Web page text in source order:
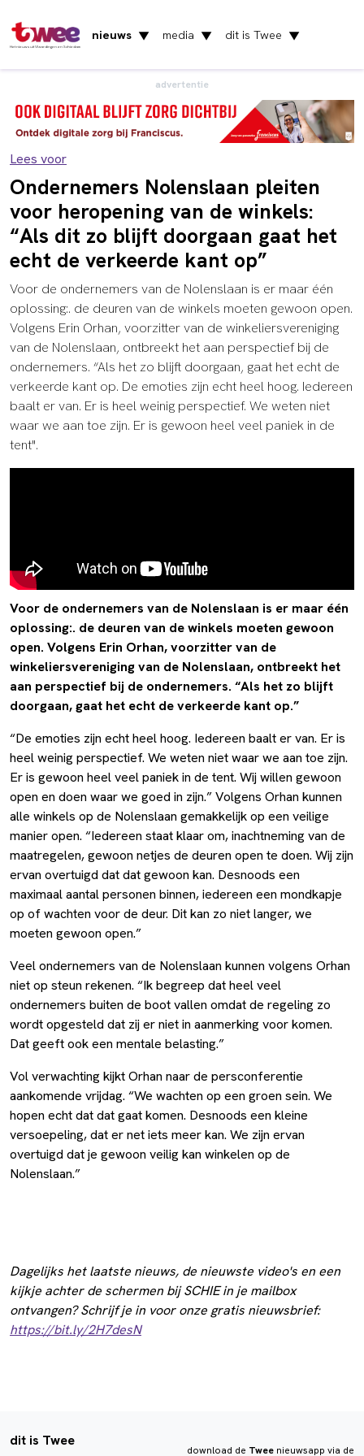
Het nieuws uit Vlaardingen en Schiedam
nieuws ▼ media ▼ dit is Twee ▼
advertentie
Lees voor
Ondernemers Nolenslaan pleiten
voor heropening van de winkels:
“Als dit zo blijft doorgaan gaat het
echt de verkeerde kant op”
Voor de ondernemers van de Nolenslaan is er maar één
oplossing:. de deuren van de winkels moeten gewoon open.
Volgens Erin Orhan, voorzitter van de winkeliersvereniging
van de Nolenslaan, ontbreekt het aan perspectief bij de
ondernemers. “Als het zo blijft doorgaan, gaat het echt de
verkeerde kant op. De emoties zijn echt heel hoog. Iedereen
baalt er van. Er is heel weinig perspectief. We weten niet
waar we aan toe zijn. Er is gewoon heel veel paniek in de
tent".
Voor de ondernemers van de Nolenslaan is er maar één
oplossing:. de deuren van de winkels moeten gewoon
open. Volgens Erin Orhan, voorzitter van de
winkeliersvereniging van de Nolenslaan, ontbreekt het
aan perspectief bij de ondernemers. “Als het zo blijft
doorgaan, gaat het echt de verkeerde kant op.”
“De emoties zijn echt heel hoog. Iedereen baalt er van. Er is
heel weinig perspectief. We weten niet waar we aan toe zijn.
Er is gewoon heel veel paniek in de tent. Wij willen gewoon
open en doen waar we goed in zijn.” Volgens Orhan kunnen
alle winkels op de Nolenslaan gemakkelijk op een veilige
manier open. “Iedereen staat klaar om, inachtneming van de
maatregelen, gewoon netjes de deuren open te doen. Wij zijn
ervan overtuigd dat dat gewoon kan. Desnoods een
maximaal aantal personen binnen, iedereen een mondkapje
op of wachten voor de deur. Dit kan zo niet langer, we
moeten gewoon open.”
Veel ondernemers van de Nolenslaan kunnen volgens Orhan
niet op steun rekenen. “Ik begreep dat heel veel
ondernemers buiten de boot vallen omdat de regeling zo
wordt opgesteld dat zij er niet in aanmerking voor komen.
Dat geeft ook een mentale belasting.”
Vol verwachting kijkt Orhan naar de persconferentie
aankomende vrijdag. “We wachten op een groen sein. We
hopen echt dat dat gaat komen. Desnoods een kleine
versoepeling, dat er net iets meer kan. We zijn ervan
overtuigd dat je gewoon veilig kan winkelen op de
Nolenslaan.”
Dagelijks het laatste nieuws, de nieuwste video's en een
kijkje achter de schermen bij SCHIE in je mailbox
ontvangen? Schrijf je in voor onze gratis nieuwsbrief:
https://bit.ly/2H7desN
dit is Twee
download de Tweenieuwsapp via de